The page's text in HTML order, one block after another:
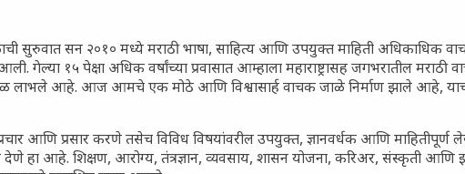
सुरुवात सन २०१० मध्ये मराठी भाषा, साहित्य आणि उपयुक्त माहिती अधिकाधिक
गेल्या १५ पेक्षा अधिक वर्षांच्या प्रवासात आम्हाला महाराष्ट्रासह जगभरातील मराठी
लाभले आहे. आज आमचे एक मोठे आणि विश्वासार्ह वाचक जाळे निर्माण झाले आहे,
आणि प्रसार करणे तसेच विविध विषयांवरील उपयुक्त, ज्ञानवर्धक आणि माहितीपूर्ण
हा आहे. शिक्षण, आरोग्य, तंत्रज्ञान, व्यवसाय, शासन योजना, करिअर, संस्कृती आणि